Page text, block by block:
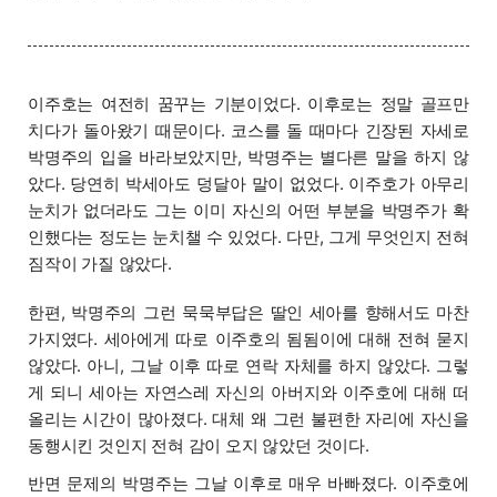
이주호는 여전히 꿈꾸는 기분이었다. 이후로는 정말 골프만
치다가 돌아왔기 때문이다. 코스를 돌 때마다 긴장된 자세로
박명주의 입을 바라보았지만, 박명주는 별다른 말을 하지 않
았다. 당연히 박세아도 덩달아 말이 없었다. 이주호가 아무리
눈치가 없더라도 그는 이미 자신의 어떤 부분을 박명주가 확
인했다는 정도는 눈치챌 수 있었다. 다만, 그게 무엇인지 전혀
짐작이 가질 않았다.
한편, 박명주의 그런 묵묵부답은 딸인 세아를 향해서도 마찬
가지였다. 세아에게 따로 이주호의 됨됨이에 대해 전혀 묻지
않았다. 아니, 그날 이후 따로 연락 자체를 하지 않았다. 그렇
게 되니 세아는 자연스레 자신의 아버지와 이주호에 대해 떠
올리는 시간이 많아졌다. 대체 왜 그런 불편한 자리에 자신을
동행시킨 것인지 전혀 감이 오지 않았던 것이다.
반면 문제의 박명주는 그날 이후로 매우 바빠졌다. 이주호에